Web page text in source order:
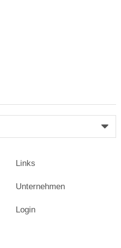
Links
Unternehmen
Login